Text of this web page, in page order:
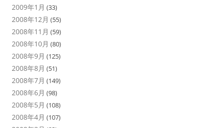
2009年1月 (33)
2008年12月 (55)
2008年11月 (59)
2008年10月 (80)
2008年9月 (125)
2008年8月 (51)
2008年7月 (149)
2008年6月 (98)
2008年5月 (108)
2008年4月 (107)